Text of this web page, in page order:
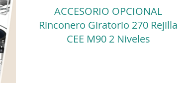
ACCESORIO OPCIONAL
Rinconero Giratorio 270 Rejilla
CEE M90 2 Niveles